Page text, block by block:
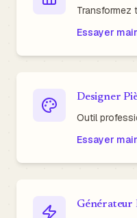
Transformez
Essayer
Designer
Outil
Essayer
Générateur